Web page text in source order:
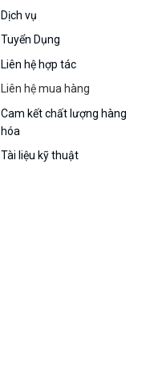
Dịch vụ
Tuyển Dụng
Liên hệ hợp tác
Liên hệ mua hàng
Cam kết chất lượng hàng
hóa
Tài liệu kỹ thuật